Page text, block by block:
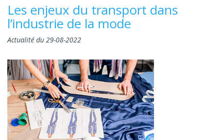
Les enjeux du transport dans
l’industrie de la mode
Actualité du 29-08-2022